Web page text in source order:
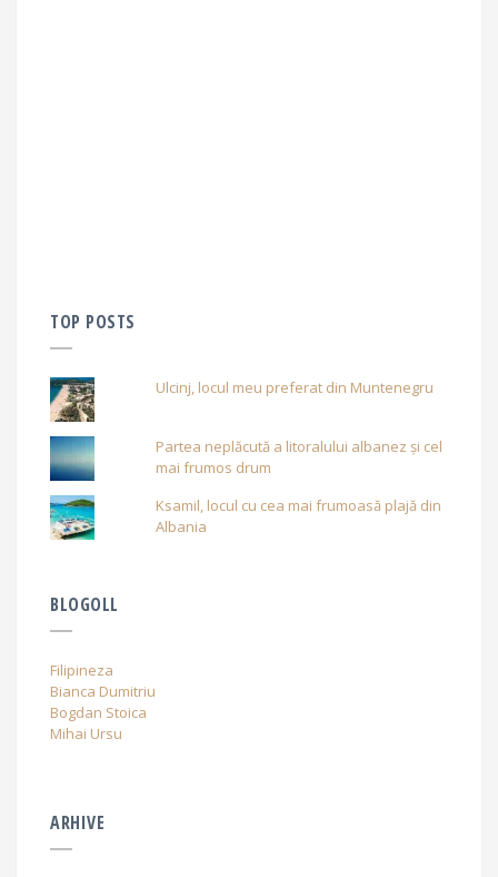
TOP POSTS
Ulcinj, locul meu preferat din Muntenegru
Partea neplăcută a litoralului albanez și cel
mai frumos drum
Ksamil, locul cu cea mai frumoasă plajă din
Albania
BLOGOLL
Filipineza
Bianca Dumitriu
Bogdan Stoica
Mihai Ursu
ARHIVE